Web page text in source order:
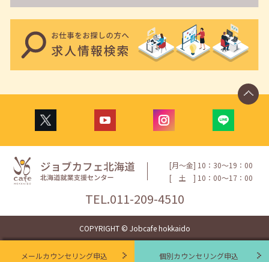
個別カウンセリング申込
メールカウンセリング申込
[月〜金] 10：30〜19：00
[
土 ] 10：00〜17：00
TEL.011-209-4510
COPYRIGHT © Jobcafe hokkaido